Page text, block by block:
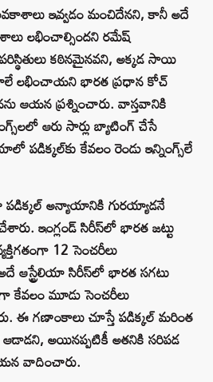
ఇవ్వడం మంచిదేనని, కానీ అదే
లభించాల్సిందని రమేష్
కఠినమైనవని, అక్కడ సాయి
లభించాయని భారత ప్రధాన కోచ్
ఆయన ప్రశ్నించారు. వాస్తవానికి
ఆరు సార్లు బ్యాటింగ్ చేసే
పడిక్కల్‌కు కేవలం రెండు ఇన్నింగ్స్‌లే
పడిక్కల్ అన్యాయానికి గురయ్యాడనే
ఇంగ్లండ్ సిరీస్‌లో భారత జట్టు
12 సెంచరీలు
ఆస్ట్రేలియా సిరీస్‌లో భారత సగటు
కేవలం మూడు సెంచరీలు
గణాంకాలు చూస్తే పడిక్కల్ మరింత
ఆడాడని, అయినప్పటికీ అతనికి సరిపడ
వాదించారు.